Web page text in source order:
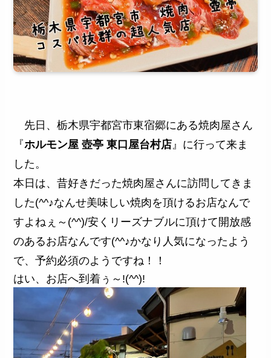
先日、栃木県宇都宮市東宿郷にある焼肉屋さん
『ホルモン屋 壺亭 東口屋台村店 』に行って来ま
した。
本日は、昔好きだった焼肉屋さんに訪問してきま
した(^^♪なんせ美味しい焼肉を頂けるお店なんで
すよねぇ～(^^)/安くリーズナブルに頂けて開放感
のあるお店なんです(^^♪かなり人気になったよう
で、予約必須のようですね！！
はい、お店へ到着ぅ～!(^^)!